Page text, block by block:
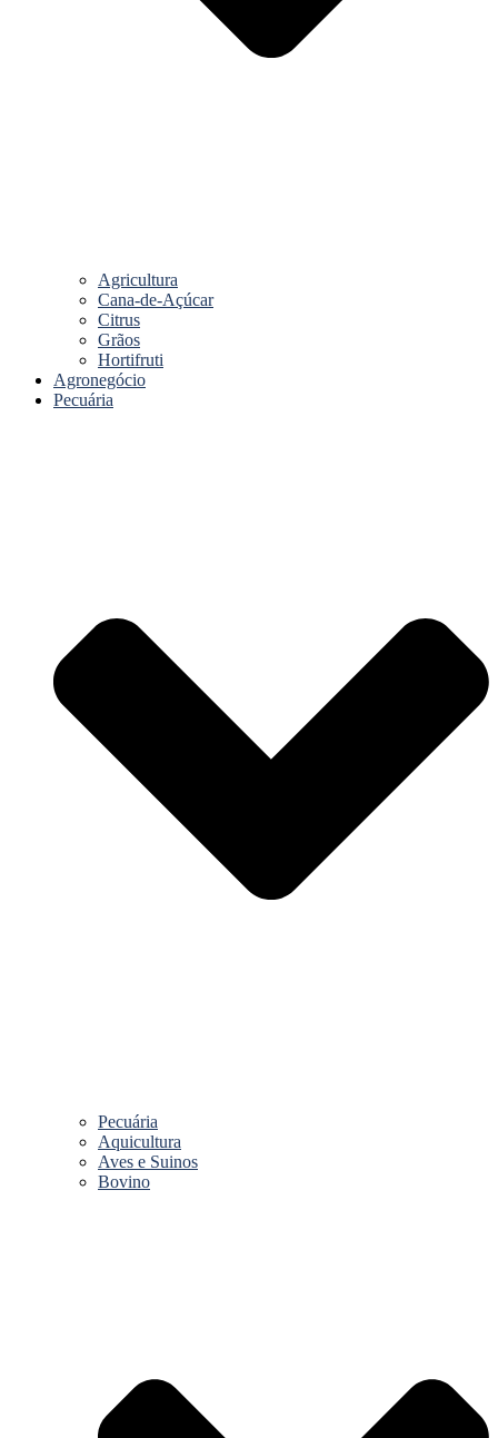
Agricultura
Cana-de-Açúcar
Citrus
Grãos
Hortifruti
Agronegócio
Pecuária
Pecuária
Aquicultura
Aves e Suinos
Bovino